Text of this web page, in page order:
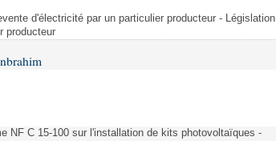
d'électricité par un particulier producteur - Législation
producteur
NF C 15-100 sur l'installation de kits photovoltaïques -